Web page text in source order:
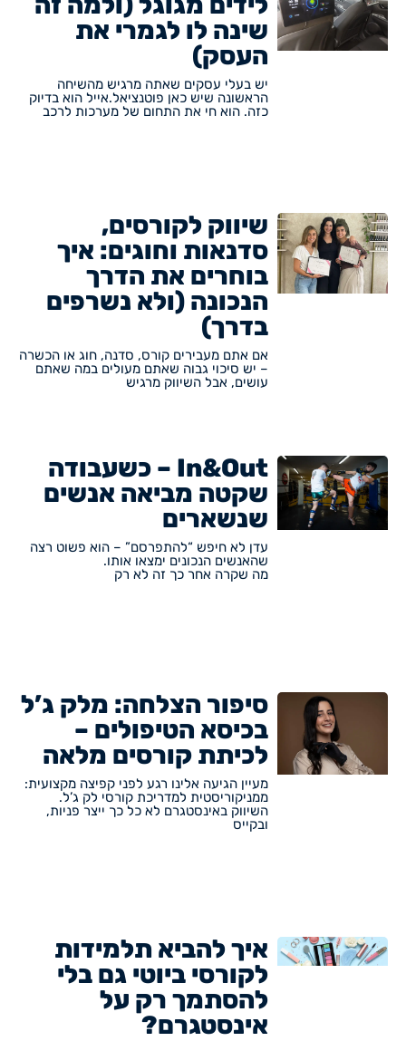
שינה לו לגמרי את
העסק)
יש בעלי עסקים שאתה מרגיש מהשיחה
הראשונה שיש כאן פוטנציאל.אייל הוא בדיוק
כזה. הוא חי את התחום של מערכות לרכב
שיווק לקורסים,
סדנאות וחוגים: איך
בוחרים את הדרך
הנכונה (ולא נשרפים
בדרך)
אם אתם מעבירים קורס, סדנה, חוג או הכשרה
– יש סיכוי גבוה שאתם מעולים במה שאתם
עושים, אבל השיווק מרגיש
In&Out – כשעבודה
שקטה מביאה אנשים
שנשארים
עדן לא חיפש “להתפרסם” – הוא פשוט רצה
שהאנשים הנכונים ימצאו אותו.
מה שקרה אחר כך זה לא רק
סיפור הצלחה: מלק ג’ל
בכיסא הטיפולים –
לכיתת קורסים מלאה
מעיין הגיעה אלינו רגע לפני קפיצה מקצועית:
ממניקוריסטית למדריכת קורסי לק ג’ל.
השיווק באינסטגרם לא כל כך ייצר פניות,
ובקייס
איך להביא תלמידות
לקורסי ביוטי גם בלי
להסתמך רק על
אינסטגרם?